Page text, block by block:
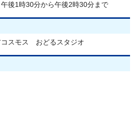
後1時30分から午後2時30分まで
コスモス おどるスタジオ